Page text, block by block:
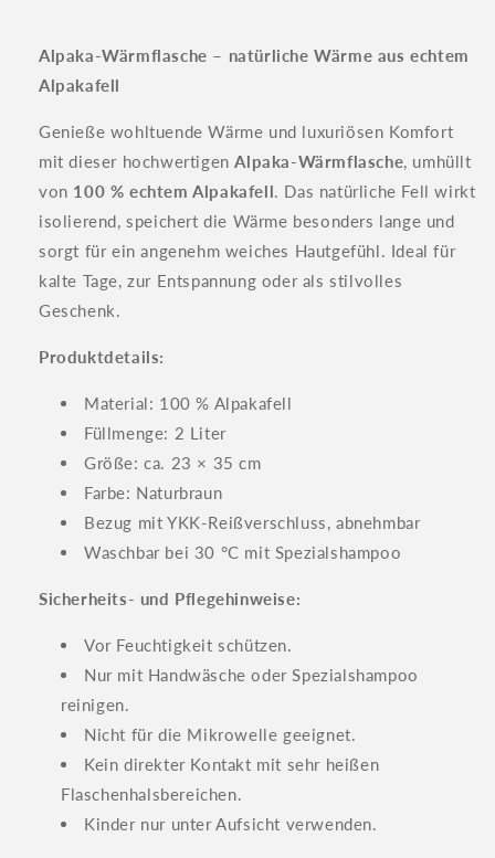
Alpaka-Wärmflasche – natürliche Wärme aus echtem
Alpakafell
Genieße wohltuende Wärme und luxuriösen Komfort
mit dieser hochwertigen Alpaka-Wärmflasche , umhüllt
von 100 % echtem Alpakafell . Das natürliche Fell wirkt
isolierend, speichert die Wärme besonders lange und
sorgt für ein angenehm weiches Hautgefühl. Ideal für
kalte Tage, zur Entspannung oder als stilvolles
Geschenk.
Produktdetails:
Material: 100 % Alpakafell
Füllmenge: 2 Liter
Größe: ca. 23 × 35 cm
Farbe: Naturbraun
Bezug mit YKK-Reißverschluss, abnehmbar
Waschbar bei 30 °C mit Spezialshampoo
Sicherheits- und Pflegehinweise:
Vor Feuchtigkeit schützen.
Nur mit Handwäsche oder Spezialshampoo
reinigen.
Nicht für die Mikrowelle geeignet.
Kein direkter Kontakt mit sehr heißen
Flaschenhalsbereichen.
Kinder nur unter Aufsicht verwenden.